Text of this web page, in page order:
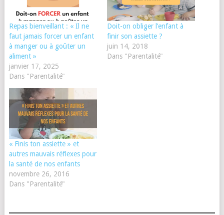
Repas bienveillant : « Il ne
faut jamais forcer un enfant
à manger ou à goûter un
aliment »
janvier 17, 2025
Dans "Parentalité"
Doit-on obliger l’enfant à
finir son assiette ?
juin 14, 2018
Dans "Parentalité"
« Finis ton assiette » et
autres mauvais réflexes pour
la santé de nos enfants
novembre 26, 2016
Dans "Parentalité"